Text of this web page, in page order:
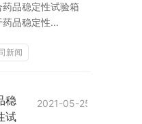
药品稳定性试验箱
药品稳定性...
新闻
稳
试
2021-05-25